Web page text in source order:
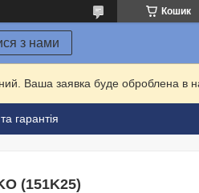
Кошик
з нами
Ваша заявка буде оброблена в
гарантія
(151K25)